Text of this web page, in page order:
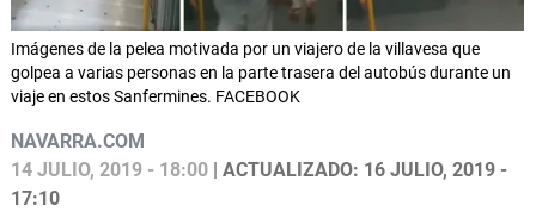
Imágenes de la pelea motivada por un viajero de la villavesa que
golpea a varias personas en la parte trasera del autobús durante un
viaje en estos Sanfermines. FACEBOOK
NAVARRA.COM
14 JULIO, 2019 - 18:00 | ACTUALIZADO: 16 JULIO, 2019 -
17:10